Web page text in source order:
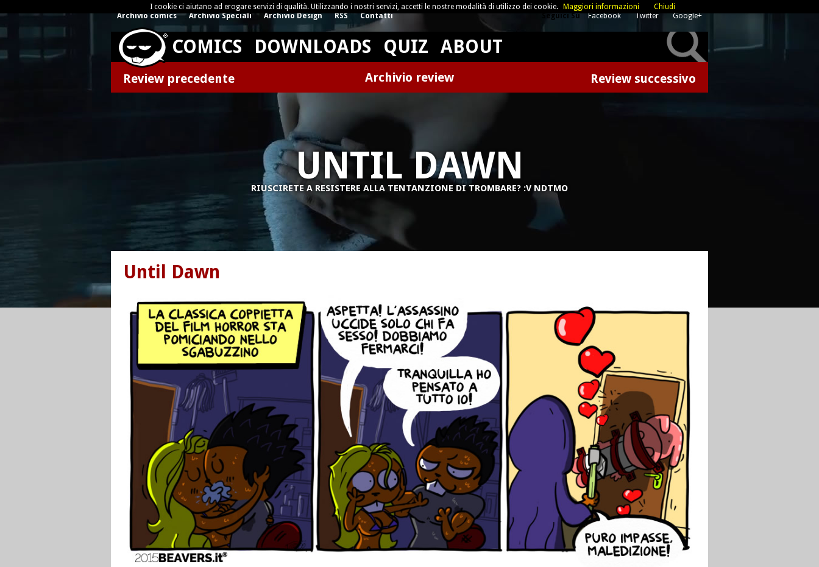
Seguici Su Facebook Twitter Google+
Archivio comics Archivio Speciali Archivio Design RSS Contatti
COMICS DOWNLOADS QUIZ ABOUT
Review precedente Archivio review Review successivo
UNTIL DAWN
RIUSCIRETE A RESISTERE ALLA TENTANZIONE DI TROMBARE? :V NDTMO
Until Dawn
I cookie ci aiutano ad erogare servizi di qualità. Utilizzando i nostri servizi, accetti le nostre modalità di utilizzo dei cookie. Maggiori informazioni Chiudi